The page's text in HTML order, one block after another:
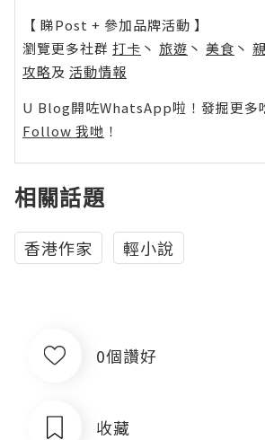
【 睇Post + 參加品牌活動 】
瀏覽更多社群 打卡 丶 旅遊 丶 美食 丶
攻略及 活動情報
U Blog開咗WhatsApp啦！發掘更多
Follow 我哋 ！
相關話題
香港作家 輕小說
0個讚好
收藏